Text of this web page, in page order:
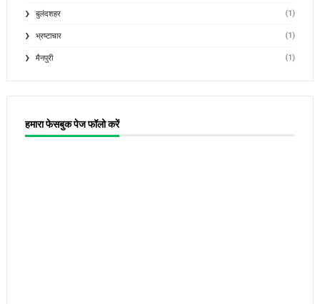
बुलंदशहर (1)
भ्रष्टाचार (1)
मैनपुरी (1)
हमारा फेसबुक पेज फॉलो करें